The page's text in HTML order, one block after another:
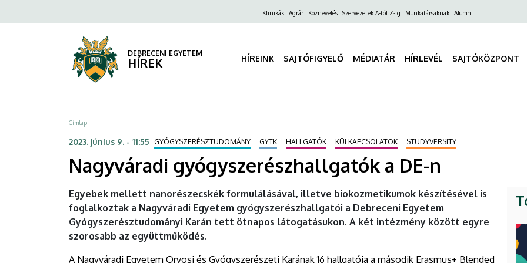
gyógyszerészhallgatók
DEBRECENI
EGYETEM
a
FelsőKlinikák Agrár Köznevelés Szervezetek A-tól Z-ig Munkatársaknak Alumni
DEBRECENI EGYETEM
HÍREK HÍREINK SAJTÓFIGYELŐ MÉDIATÁR HÍRLEVÉL SAJTÓKÖZPONT
Morzsa
Címlap
2023. június 9. - 11:55 GYÓGYSZERÉSZTUDOMÁNY GYTK HALLGATÓK KÜLKAPCSOLATOK STUDYVERSITY
Nagyváradi gyógyszerészhallgatók a DE-n
Egyebek mellett nanorészecskék formulálásával, illetve biokozmetikumok készítésével is
foglalkoztak a Nagyváradi Egyetem gyógyszerészhallgatói a Debreceni Egyetem
Gyógyszerésztudományi Karán tett ötnapos látogatásukon. A két intézmény között egyre
szorosabb az együttműködés.
A Nagyváradi Egyetem Orvosi és Gyógyszerészeti Karának 16 hallgatója a második Erasmus+ Blended